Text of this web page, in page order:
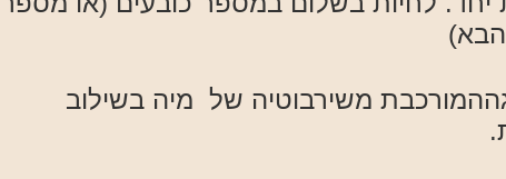
משירבוטיה של מיה בשילוב